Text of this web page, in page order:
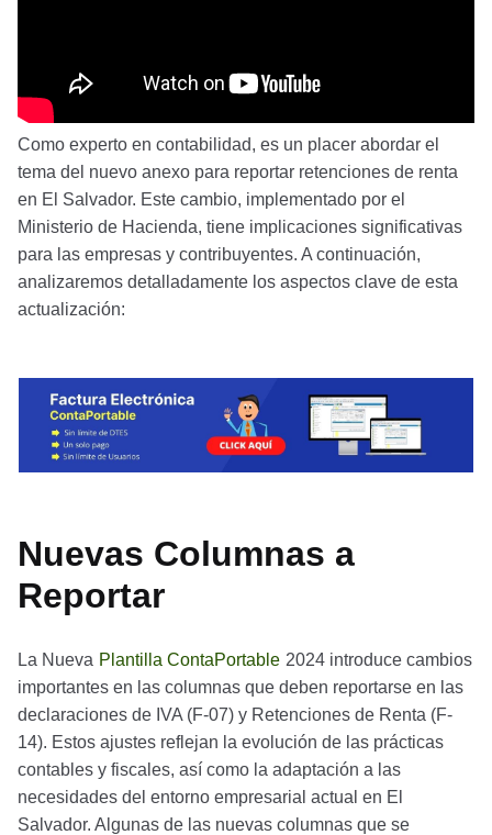
Como experto en contabilidad, es un placer abordar el
tema del nuevo anexo para reportar retenciones de renta
en El Salvador. Este cambio, implementado por el
Ministerio de Hacienda, tiene implicaciones significativas
para las empresas y contribuyentes. A continuación,
analizaremos detalladamente los aspectos clave de esta
actualización:
Nuevas Columnas a
Reportar
La Nueva Plantilla ContaPortable 2024 introduce cambios
importantes en las columnas que deben reportarse en las
declaraciones de IVA (F-07) y Retenciones de Renta (F-
14). Estos ajustes reflejan la evolución de las prácticas
contables y fiscales, así como la adaptación a las
necesidades del entorno empresarial actual en El
Salvador. Algunas de las nuevas columnas que se